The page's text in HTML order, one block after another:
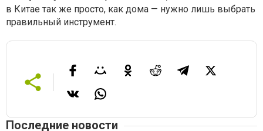
в Китае так же просто, как дома — нужно лишь выбрать
правильный инструмент.
Последние новости